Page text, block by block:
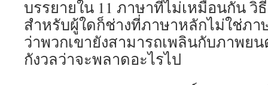
บรรยายใน 11 ภาษาที่ไม่เหมือนกัน วิ
สำหรับผู้ใดก็ช่างที่ภาษาหลักไม่ใช่ภา
ว่าพวกเขายังสามารถเพลินกับภาพย
กังวลว่าจะพลาดอะไรไป